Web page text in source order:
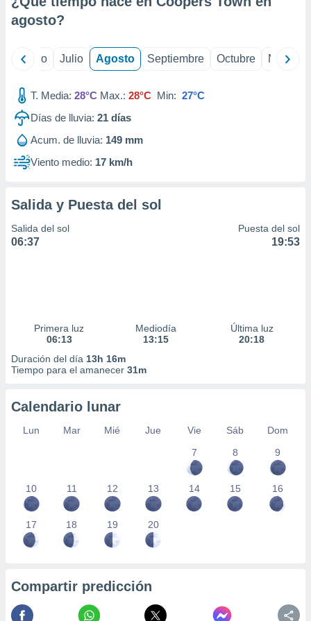
e
publicidad
publicidad
de
agosto?
Junio Julio Agosto Septiembre Octubre
T. Media: 28°C Max.: 28°C Min: 27°C
Días de lluvia: 21 días
Acum. de lluvia: 149 mm
Viento medio: 17 km/h
Salida y Puesta del sol
Salida del sol
06:37
Puesta del sol
19:53
Primera luz
06:13
Mediodía
13:15
Última luz
20:18
Duración del día 13h 16m
Tiempo para el amanecer 31m
Calendario lunar
Lun Mar Mié Jue Vie Sáb
Dom
7
8 9
10 11 12 13 14 15 16
17 18 19 20
Compartir predicción